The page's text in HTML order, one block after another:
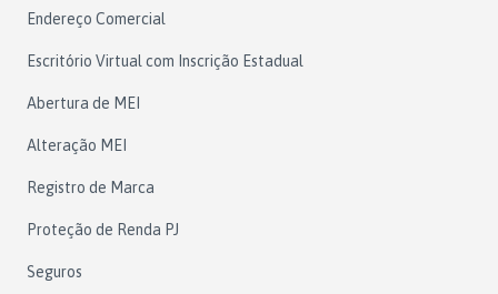
Endereço Comercial
Escritório Virtual com Inscrição Estadual
Abertura de MEI
Alteração MEI
Registro de Marca
Proteção de Renda PJ
Seguros